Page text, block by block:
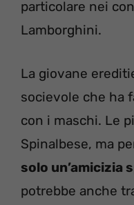
particolare nei
Lamborghini.
La giovane
socievole che ha
con i maschi. Le
Spinalbese, ma
solo un’amicizia
potrebbe anche